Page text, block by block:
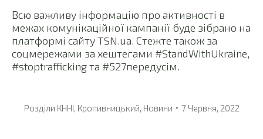
Всю важливу інформацію про активності в
межах комунікаційної кампанії буде зібрано на
платформі сайту TSN.ua. Стежте також за
соцмережами за хештегами #StandWithUkraine,
#stoptrafficking та #527передусім.
Розділи КННІ, Кропивницький, Новини 7 Червня, 2022